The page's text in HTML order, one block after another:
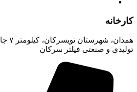
کارخانه
تولیدی و صنعتی فیلتر سرکان